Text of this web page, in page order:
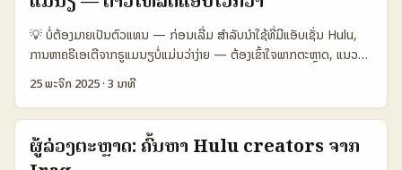
ການສຶກສາພິເສດ ແລະ community support ເຮັດໃຫ້ creators
ພັດທະນາໄດ້ໄວ (Reference: Eduardo Núñez, MENAFN). 📊
ຕາຕະລາງ Snapshot: ການປຽບທຽບແພລດຟອມສໍາລັບການຄົ້ນຫາ
creators 🧩 Metric TikTok Instagram YouTube 👥 Monthly
Discovery Ease High Medium Low 💬 Engagement Typical
8% avg 4% avg 3% avg 🛠️ Tools for Outreach Creator
Marketplace, Hashtags DMs, Branded Content Tools
💡 ບໍ່ຕ້ອງມາຍເປັນຕົວແທນ — ກ່ອນເລີ່ມ ສຳລັບນຳໃຊ້ທີ່ມີແອັບເຊັ່ນ Hulu,
ການຫາຄຣີເອເຕີຈາກຣູແມນຽບໍ່ແມ່ນວ່າງ່າຍ — ຕ້ອງເຂົ້າໃຈພາກຕະຫຼາດ, ແນວ
ທາງການກະແຈຂໍ້ມູນ, ແລະຄວາມເຂັ້ມງ່ວມລະບົບການຕິດຕາມ (tracking).
ສຳລັບຜູ້ເປົ້າໝາຍໃນລາວ — ທ່ານຕ້ອງການຄຣີເອເຕີທີ່ສົມສຳພັນກັບພາບລັບຂອງ
Hulu, ແຕ່ຍັງສ້າງ ROI ທີ່ວັດໄດ້. ບົດນີ້ຈະສະເໜີການຄົ້ນຫາຄຣີເອເຕີຣູແມນຽ
— ຂັ້ນຕອນປະຕິບັດ, ແຄรະແນວທາງການຕິດຕາມ, ການຄົບຄຸມຄຸນນະພາບ,
ແລະການຄໍານວນ KPI ເພື່ອດຶງການດາວໂຫລດແອັບ — ທັງເຫຼົ່ານີ້เขື່ອງກັບ
25 ພະຈິກ 2025·3 ນາທີ
ຜູ້ລ່ວງຕະຫຼາດ: ຄົ້ນຫາ Hulu creators ຈາກ